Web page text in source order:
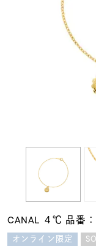
モチーフ
石の色
CANAL ４℃ 品番：
オンライン限定